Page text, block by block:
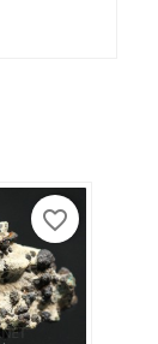
favorite_border